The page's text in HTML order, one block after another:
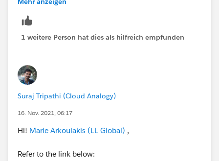
1 weitere Person hat dies als hilfreich empfunden
Suraj Tripathi (Cloud Analogy)
16. Nov. 2021, 06:17
Hi! Marie Arkoulakis (LL Global) ,
Refer to the link below: